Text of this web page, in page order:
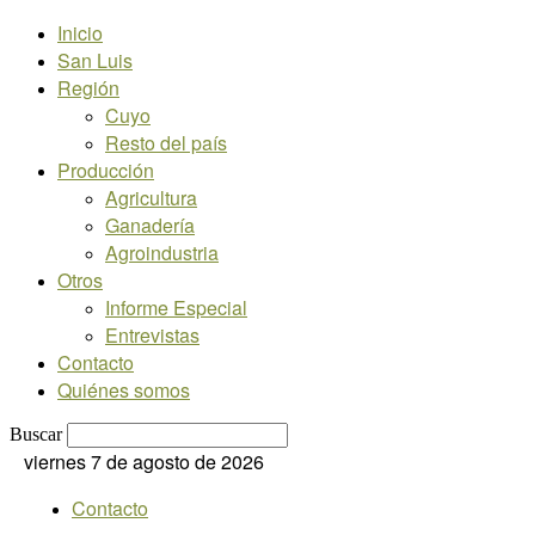
Inicio
San Luis
Región
Cuyo
Resto del país
Producción
Agricultura
Ganadería
Agroindustria
Otros
Informe Especial
Entrevistas
Contacto
Quiénes somos
Buscar
viernes 7 de agosto de 2026
Contacto